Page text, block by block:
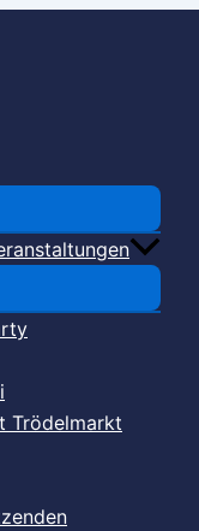
Trödelmarkt